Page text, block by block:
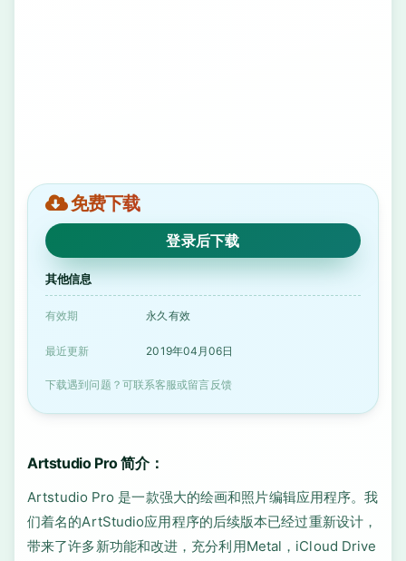
免费下载
登录后下载
其他信息
有效期 永久有效
最近更新 2019年04月06日
下载遇到问题？可联系客服或留言反馈
Artstudio Pro 简介：
Artstudio Pro 是一款强大的绘画和照片编辑应用程序。我
们着名的ArtStudio应用程序的后续版本已经过重新设计，
带来了许多新功能和改进，充分利用Metal，iCloud Drive